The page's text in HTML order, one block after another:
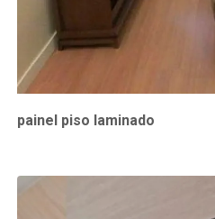
painel piso laminado